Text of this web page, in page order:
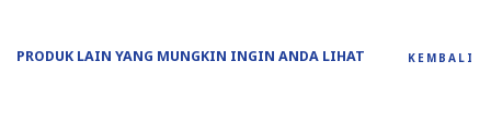
PRODUK LAIN YANG MUNGKIN INGIN ANDA LIHAT KEMBALI